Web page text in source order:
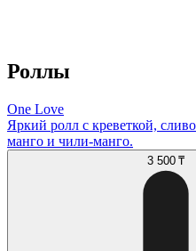
Роллы
One Love
Яркий ролл с креветкой,
манго и чили-манго.
3 500 ₸